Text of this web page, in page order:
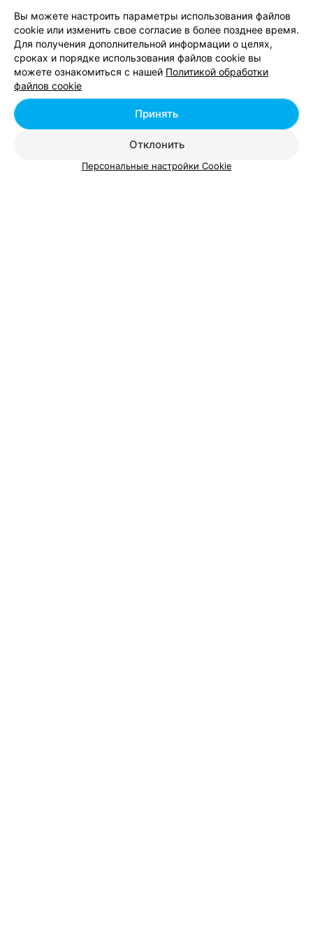
Областная инфекционная больница
Витебск, пр-т Фрунзе, 73 Выходной
УЗ
Центр психиатрии и наркологии
пос. Витьба ул. Центральная, 1а Выходной
Вы можете настроить параметры использования файлов
cookie или изменить свое согласие в более позднее время.
Для получения дополнительной информации о целях,
сроках и порядке использования файлов cookie вы
можете ознакомиться с нашей Политикой обработки
файлов cookie
Отклонить
Принять
Персональные настройки Cookie